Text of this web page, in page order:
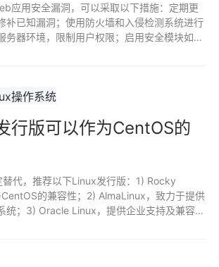
应用安全漏洞，可以采取以下措施：定期更
补已知漏洞；使用防火墙和入侵检测系统进行
务器环境，限制用户权限；启用安全模块如
行版可以作为CentOS的
代，推荐以下Linux发行版：1) Rocky
的兼容性；2) AlmaLinux，致力于提供
统；3) Oracle Linux，提供企业支持及兼容